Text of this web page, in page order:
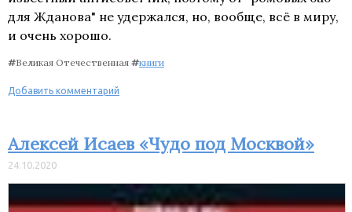
для Жданова" не удержался, но, вообще, всё в миру,
и очень хорошо.
#Великая Отечественная #книги
Добавить комментарий
Алексей Исаев «Чудо под Москвой»
24.10.2020